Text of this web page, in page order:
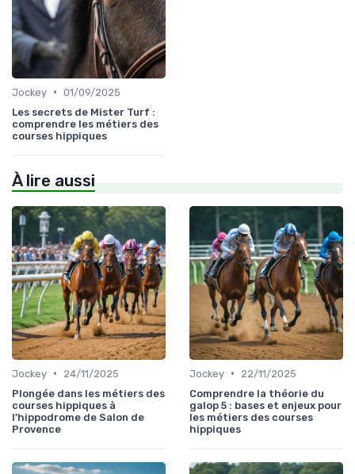
Jockey • 01/09/2025
Les secrets de Mister Turf :
comprendre les métiers des
courses hippiques
À lire aussi
Jockey •
24/11/2025
Plongée dans les métiers des
courses hippiques à
l’hippodrome de Salon de
Provence
Jockey •
22/11/2025
Comprendre la théorie du
galop 5 : bases et enjeux pour
les métiers des courses
hippiques